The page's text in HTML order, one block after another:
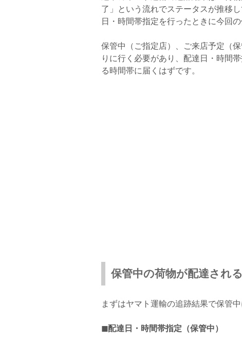
了」という流れでステータスが推移
日・時間帯指定を行ったときに今回
保管中（ご指定店）、ご来店予定（
りに行く必要があり、配達日・時間
る時間帯に届くはずです。
保管中の荷物が配達され
まずはヤマト運輸の追跡結果で保管
◼︎配達日・時間帯指定（保管中）